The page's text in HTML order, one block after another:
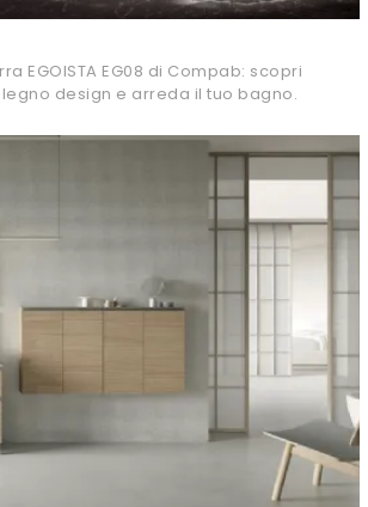
EGOISTA EG08 di Compab: scopri
design e arreda il tuo bagno.